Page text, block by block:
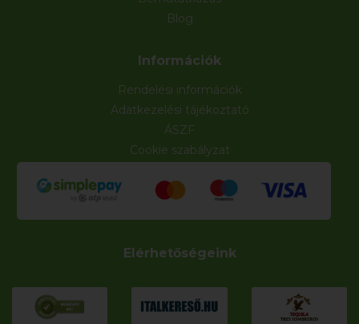
Blog
Információk
Rendelési információk
Adatkezelési tájékoztató
ÁSZF
Cookie szabályzat
Elérhetőségeink